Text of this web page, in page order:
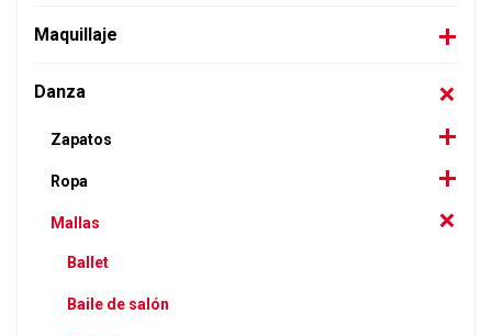
Maquillaje
Danza
Zapatos
Ropa
Mallas
Ballet
Baile de salón